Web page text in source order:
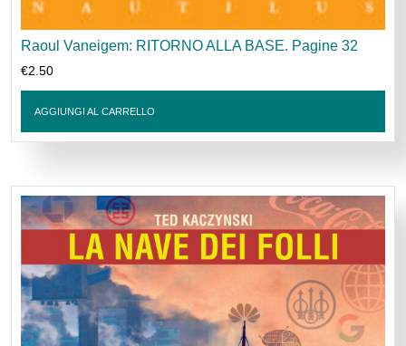
Raoul Vaneigem: RITORNO ALLA BASE. Pagine 32
€2.50
AGGIUNGI AL CARRELLO